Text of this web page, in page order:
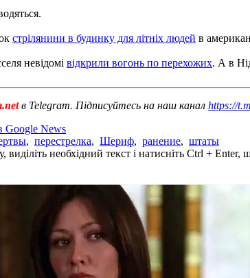
стрілянини в будинку для літніх людей в
невідомі відкрили вогонь по перехожих. А в
в Telegram. Підписуйтесь на наш канал https://
Google News
, перестрелка, Шериф, ранение, штаты
необхідний текст і натисніть Ctrl +